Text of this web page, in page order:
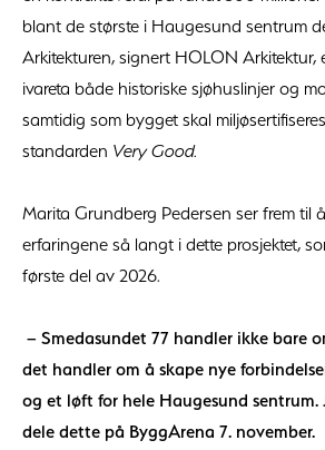
blant de største i Haugesund sentrum
Arkitekturen, signert HOLON Arkitektur,
ivareta både historiske sjøhuslinjer og
samtidig som bygget skal
standarden Very Good.
Marita Grundberg Pedersen ser frem til
erfaringene så langt i dette prosjektet,
første del av 2026.
– Smedasundet 77 handler ikke bare
det handler om å skape nye
og et løft for hele Haugesund sentrum.
dele dette på ByggArena 7. november.